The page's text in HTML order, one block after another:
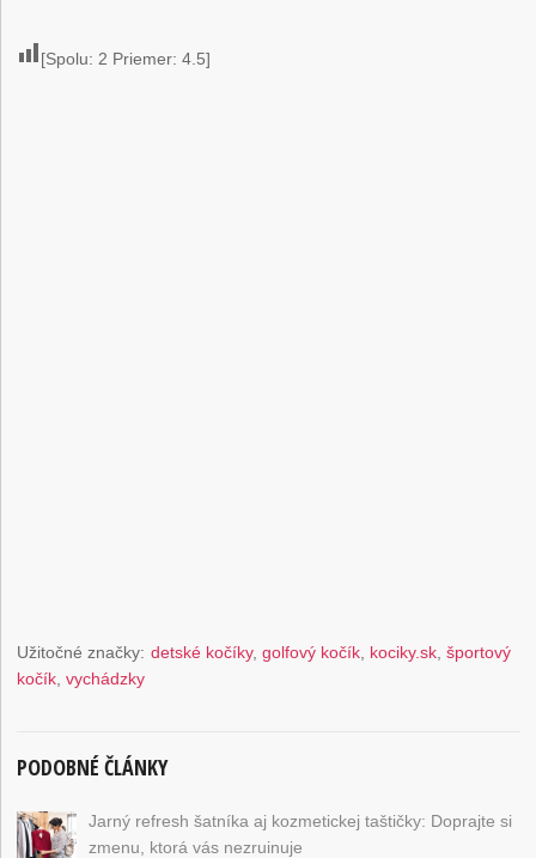
[Spolu: 2 Priemer:4.5]
Užitočné značky: detské kočíky,golfový kočík kociky.sk ,športový
kočík ,vychádzky
PODOBNÉ ČLÁNKY
Jarný refresh šatníka aj kozmetickej taštičky: Doprajte si
zmenu, ktorá vás nezruinuje